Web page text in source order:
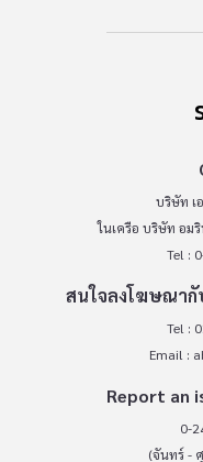
บริษัท เ
ในเครือ บริษัท อม
Tel :
สนใจลงโฆษณากั
Tel :
Email :
Report an
0-
(จันทร์ -